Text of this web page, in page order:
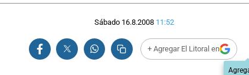
Sábado 16.8.2008 11:52
+ Agregar El Litoral en